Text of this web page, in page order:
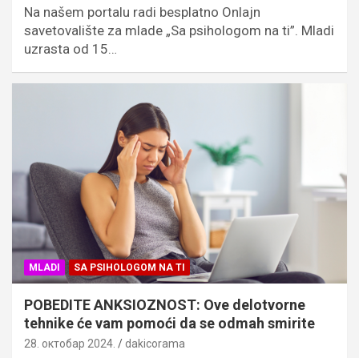
Na našem portalu radi besplatno Onlajn
savetovalište za mlade „Sa psihologom na ti”. Mladi
uzrasta od 15…
MLADI SA PSIHOLOGOM NA TI
POBEDITE ANKSIOZNOST: Ove delotvorne
tehnike će vam pomoći da se odmah smirite
28. октобар 2024. dakicorama